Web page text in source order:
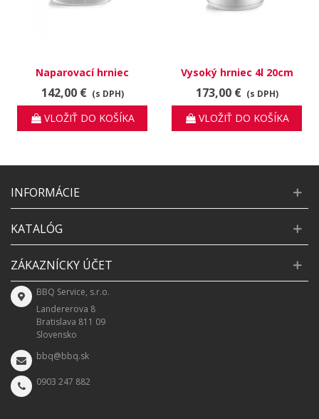
Naparovací hrniec
Original-Profi Collection
priemer 24cm
142,00 € (s DPH)
VLOŽIŤ DO KOŠÍKA
Vysoký hrniec 4l 20cm
Original-Profi Collection
173,00 € (s DPH)
VLOŽIŤ DO KOŠÍKA
INFORMÁCIE
KATALÓG
ZÁKAZNÍCKY ÚČET
BBQ Service, s.r.o.
Landererova 8
Bratislava 811 09
Slovensko
bbq@bbq.sk
0903 247 882